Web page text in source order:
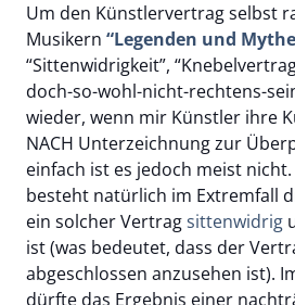
Um den Künstlervertrag selbst
Musikern “Legenden und
“Sittenwidrigkeit”,
doch-so-wohl-nicht-rechtens-
wieder, wenn mir Künstler ihre
NACH Unterzeichnung zur
einfach ist es jedoch meist
besteht natürlich im Extremfall
ein solcher Vertragsittenwidrig
ist (was bedeutet, dass der
abgeschlossen anzusehen ist).
dürfte das Ergebnis einer